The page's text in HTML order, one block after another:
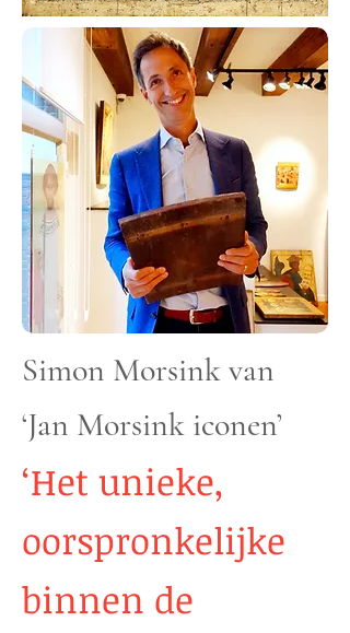
Simon Morsink van
‘Jan Morsink iconen’
‘Het unieke,
oorspronkelijke
binnen de